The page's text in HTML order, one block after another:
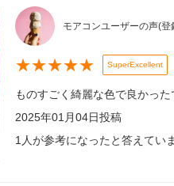
モアコンユーザーの声(登
★★★★★ SuperExcellent
ものすごく綺麗な色で良かった
2025年01月04日投稿
1 人が参考になったと答えてい